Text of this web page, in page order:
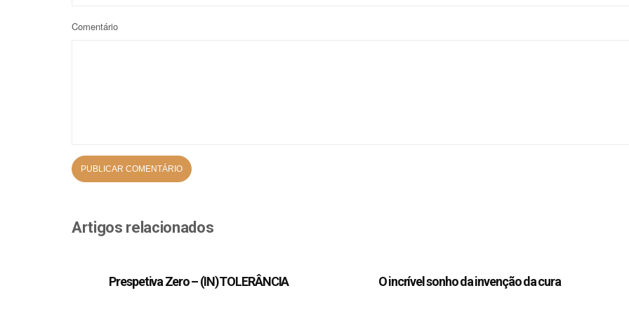
Comentário
Artigos relacionados
Prespetiva Zero – (IN)TOLERÂNCIA O incrível sonho da invenção da cura